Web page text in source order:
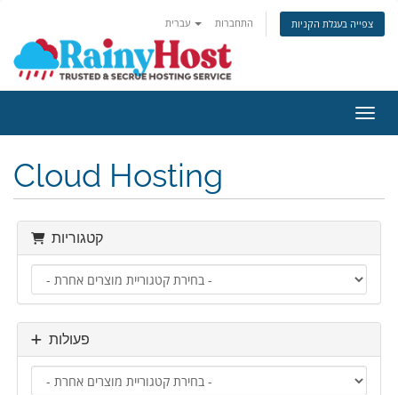
התחברות צפייה בעגלת הקניות
Cloud Hosting
קטגוריות
פעולות